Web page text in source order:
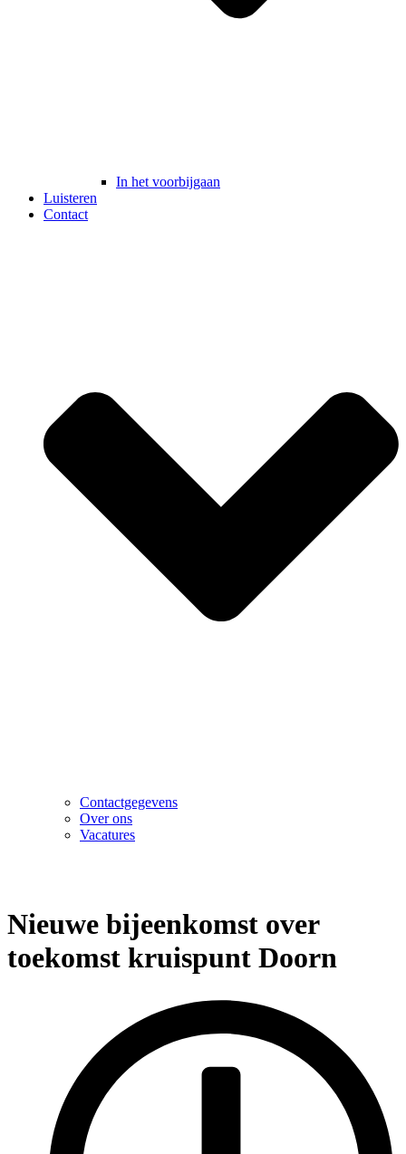
In het voorbijgaan
Luisteren
Contact
Contactgegevens
Over ons
Vacatures
Nieuwe bijeenkomst over
toekomst kruispunt Doorn